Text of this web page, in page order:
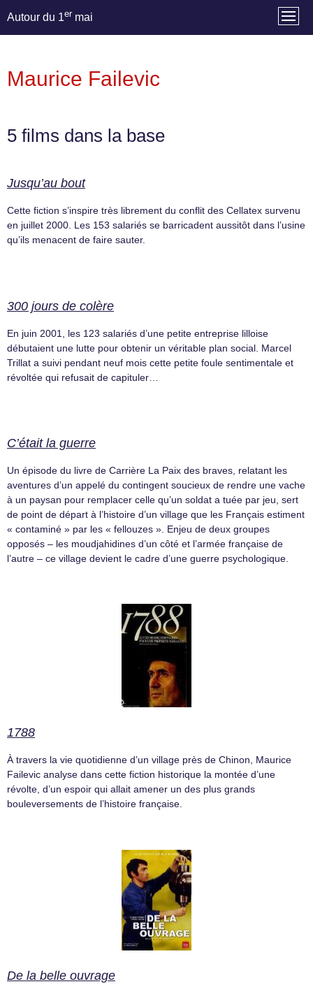
Autour du 1er mai
Maurice Failevic
5 films dans la base
Jusqu’au bout
Cette fiction s’inspire très librement du conflit des Cellatex survenu
en juillet 2000. Les 153 salariés se barricadent aussitôt dans l’usine
qu’ils menacent de faire sauter.
300 jours de colère
En juin 2001, les 123 salariés d’une petite entreprise lilloise
débutaient une lutte pour obtenir un véritable plan social. Marcel
Trillat a suivi pendant neuf mois cette petite foule sentimentale et
révoltée qui refusait de capituler…
C’était la guerre
Un épisode du livre de Carrière La Paix des braves, relatant les
aventures d’un appelé du contingent soucieux de rendre une vache
à un paysan pour remplacer celle qu’un soldat a tuée par jeu, sert
de point de départ à l’histoire d’un village que les Français estiment
« contaminé » par les « fellouzes ». Enjeu de deux groupes
opposés – les moudjahidines d’un côté et l’armée française de
l’autre – ce village devient le cadre d’une guerre psychologique.
1788
À travers la vie quotidienne d’un village près de Chinon, Maurice
Failevic analyse dans cette fiction historique la montée d’une
révolte, d’un espoir qui allait amener un des plus grands
bouleversements de l’histoire française.
De la belle ouvrage